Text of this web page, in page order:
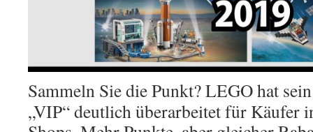
Sammeln Sie die Punkt? LEGO hat
„VIP“ deutlich überarbeitet für Käufer